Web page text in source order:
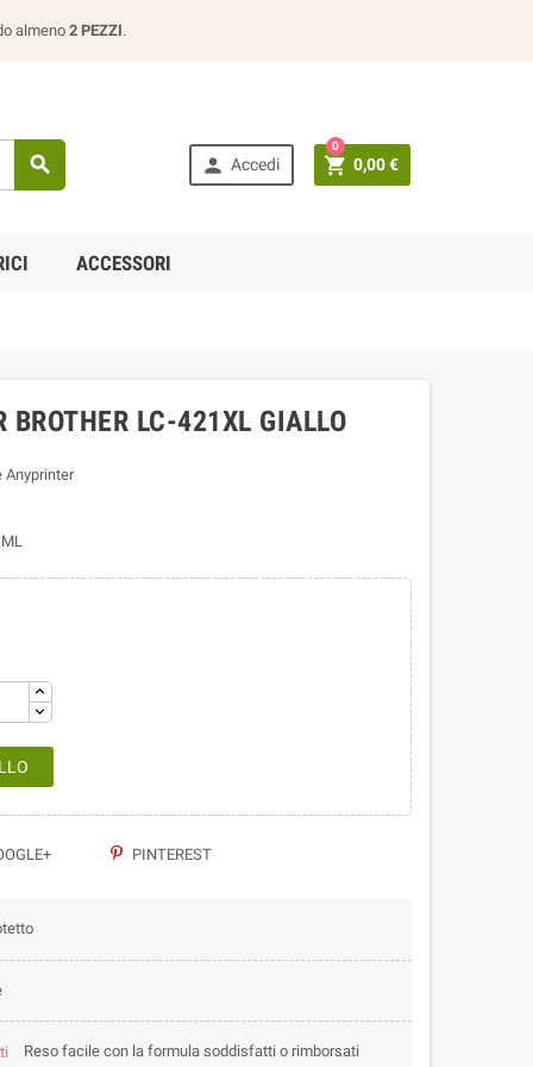
almeno 2 PEZZI.
  Accedi  0,00 €
0
ACCESSORI
BROTHER LC-421XL GIALLO
Anyprinter
PINTEREST
Reso facile con la formula soddisfatti o rimborsati